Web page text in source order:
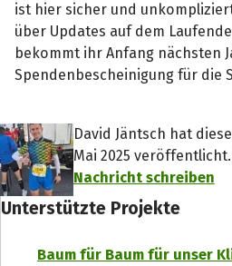
ist hier sicher und
über Updates auf dem
bekommt ihr Anfang nächsten
Spendenbescheinigung für die
David Jäntsch hat
Mai 2025 veröffentlicht.
Nachricht schreiben
Unterstützte Projekte
Baum für Baum für unser